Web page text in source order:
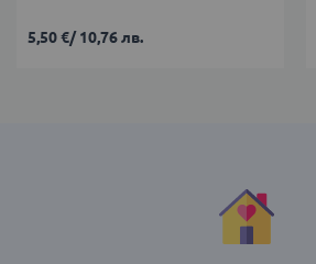
5,50 €/10,76 лв.